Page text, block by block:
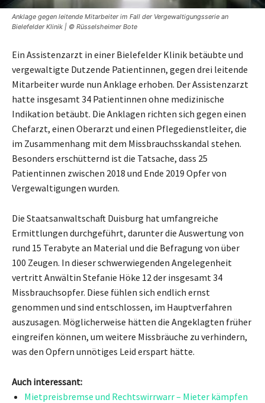
Anklage gegen leitende Mitarbeiter im Fall der Vergewaltigungsserie an
Bielefelder Klinik | © Rüsselsheimer Bote
Ein Assistenzarzt in einer Bielefelder Klinik betäubte und
vergewaltigte Dutzende Patientinnen, gegen drei leitende
Mitarbeiter wurde nun Anklage erhoben. Der Assistenzarzt
hatte insgesamt 34 Patientinnen ohne medizinische
Indikation betäubt. Die Anklagen richten sich gegen einen
Chefarzt, einen Oberarzt und einen Pflegedienstleiter, die
im Zusammenhang mit dem Missbrauchsskandal stehen.
Besonders erschütternd ist die Tatsache, dass 25
Patientinnen zwischen 2018 und Ende 2019 Opfer von
Vergewaltigungen wurden.
Die Staatsanwaltschaft Duisburg hat umfangreiche
Ermittlungen durchgeführt, darunter die Auswertung von
rund 15 Terabyte an Material und die Befragung von über
100 Zeugen. In dieser schwerwiegenden Angelegenheit
vertritt Anwältin Stefanie Höke 12 der insgesamt 34
Missbrauchsopfer. Diese fühlen sich endlich ernst
genommen und sind entschlossen, im Hauptverfahren
auszusagen. Möglicherweise hätten die Angeklagten früher
eingreifen können, um weitere Missbräuche zu verhindern,
was den Opfern unnötiges Leid erspart hätte.
Auch interessant:
Mietpreisbremse und Rechtswirrwarr – Mieter kämpfen